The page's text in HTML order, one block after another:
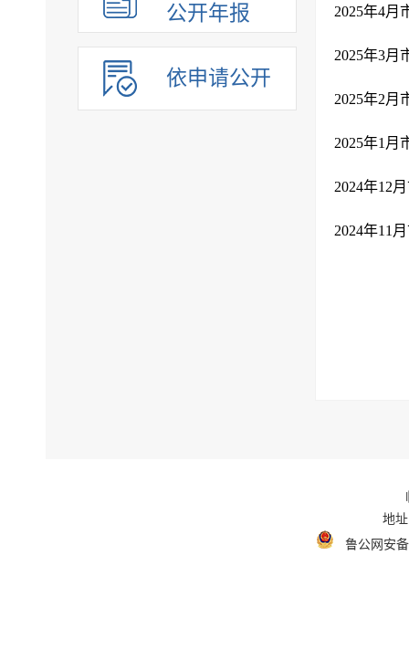
公开年报
依申请公开
2025年4月
2025年3月
2025年2月
2025年1月
2024年12
2024年11
地
鲁公网安备